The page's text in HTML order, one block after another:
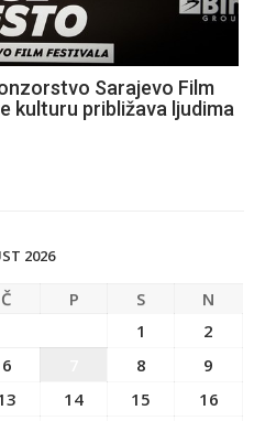
Sarajevo Film
kulturu približava ljudima
2026
Č P S
N
1
2
6 8
9
14 15
16